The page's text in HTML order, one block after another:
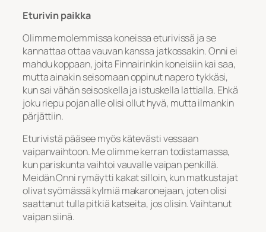
Eturivin paikka
Olimme molemmissa koneissa eturivissä ja se
kannattaa ottaa vauvan kanssa jatkossakin. Onni ei
mahdu koppaan, joita Finnairinkin koneisiin kai saa,
mutta ainakin seisomaan oppinut napero tykkäsi,
kun sai vähän seisoskella ja istuskella lattialla. Ehkä
joku riepu pojan alle olisi ollut hyvä, mutta ilmankin
pärjättiin.
Eturivistä pääsee myös kätevästi vessaan
vaipanvaihtoon. Me olimme kerran todistamassa,
kun pariskunta vaihtoi vauvalle vaipan penkillä.
Meidän Onni rymäytti kakat silloin, kun matkustajat
olivat syömässä kylmiä makaronejaan, joten olisi
saattanut tulla pitkiä katseita, jos olisin. Vaihtanut
vaipan siinä.